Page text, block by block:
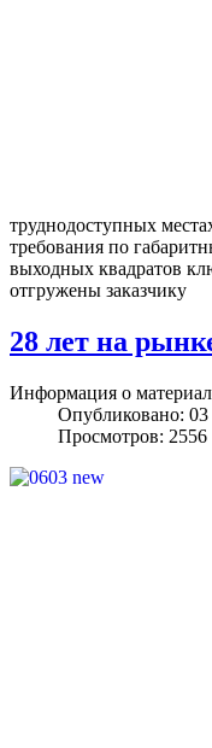
труднодоступных
требования по
выходных квадратов
отгружены заказчику
28 лет на
Информация о
Опубликовано:
Просмотров: 2556